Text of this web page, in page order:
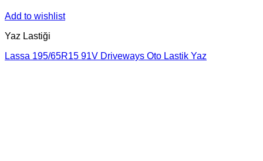
Add to wishlist
Yaz Lastiği
Lassa 195/65R15 91V Driveways Oto Lastik Yaz